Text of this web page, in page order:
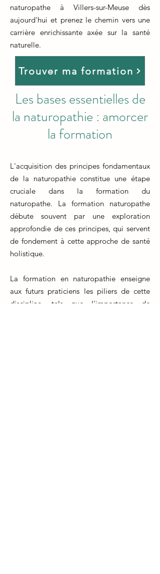
naturopathe à Villers-sur-Meuse dès
aujourd'hui et prenez le chemin vers une
carrière enrichissante axée sur la santé
naturelle.
Trouver ma formation
Les bases essentielles de
la naturopathie : amorcer
la formation
L'acquisition des principes fondamentaux
de la naturopathie constitue une étape
cruciale dans la formation du
naturopathe. La formation naturopathe
débute souvent par une exploration
approfondie de ces principes, qui servent
de fondement à cette approche de santé
holistique.
La formation en naturopathie enseigne
aux futurs praticiens les piliers de cette
discipline, tels que l'importance de